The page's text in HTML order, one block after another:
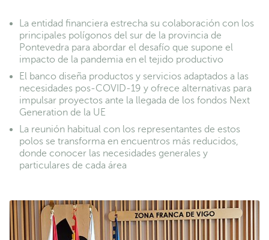
La entidad financiera estrecha su colaboración con los
principales polígonos del sur de la provincia de
Pontevedra para abordar el desafío que supone el
impacto de la pandemia en el tejido productivo
El banco diseña productos y servicios adaptados a las
necesidades pos-COVID-19 y ofrece alternativas para
impulsar proyectos ante la llegada de los fondos Next
Generation de la UE
La reunión habitual con los representantes de estos
polos se transforma en encuentros más reducidos,
donde conocer las necesidades generales y
particulares de cada área